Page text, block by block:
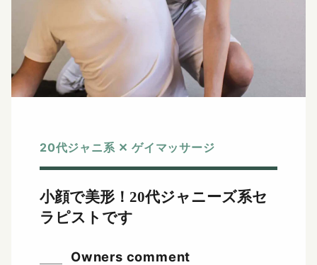
20代ジャニ系 ✕ ゲイマッサージ
小顔で美形！ 20代ジャニーズ系セ
ラピストです
Owners comment